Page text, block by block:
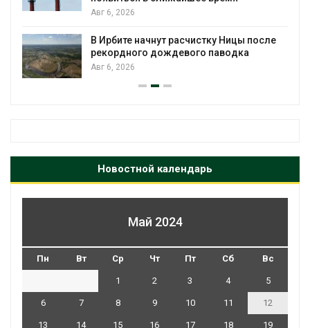
Авг 6, 2026
В Ирбите начнут расчистку Ницы после
рекордного дождевого паводка
Авг 6, 2026
Новостной календарь
Май 2024
Пн Вт Ср Чт Пт Сб Вс
1 2 3 4 5
6 7 8 9 10 11 12
13 14 15 16 17 18 19